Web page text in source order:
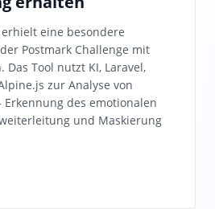
eine besondere
Postmark Challenge mit
Das Tool nutzt KI, Laravel,
zur Analyse von
des emotionalen
und Maskierung